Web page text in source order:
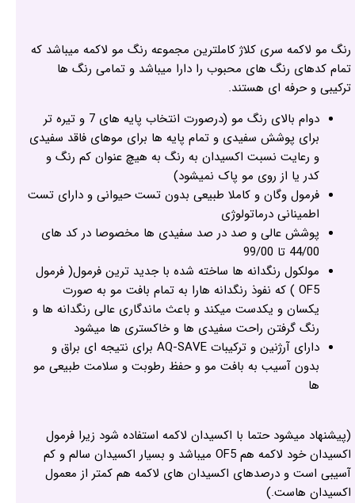
رنگ مو لاکمه سری کلاژ کاملترین مجموعه رنگ مو لاکمه میباشد که
تمام کدهای رنگ های محبوب را دارا میباشد و تمامی رنگ ها
ترکیبی و حرفه ای هستند.
دوام بالای رنگ مو (درصورت انتخاب پایه های 7 و تیره تر
برای پوشش سفیدی و تمام پایه ها برای موهای فاقد سفیدی
و رعایت نسبت اکسیدان به رنگ به هیچ عنوان کم رنگ و
کدر یا از روی مو پاک نمیشود)
فرمول وگان و کاملا طبیعی بدون تست حیوانی و دارای تست
اطمینانی درماتولوژی
پوشش عالی و صد در صد سفیدی ها مخصوصا در کد های
44/00 تا 99/00
مولکول رنگدانه ها ساخته شده با جدید ترین فرمول( فرمول
OF5 ) که نفوذ رنگدانه هارا به تمام بافت مو به صورت
یکسان و یکدست میکند و باعث ماندگاری عالی رنگدانه ها و
رنگ گرفتن راحت سفیدی ها و خاکستری ها میشود
دارای آرژنین و ترکیبات AQ-SAVE برای نتیجه ای براق و
بدون آسیب به بافت مو و حفظ رطوبت و سلامت طبیعی مو
ها
(پیشنهاد میشود حتما با اکسیدان لاکمه استفاده شود زیرا فرمول
اکسیدان خود لاکمه هم OF5 میباشد و بسیار اکسیدان سالم و کم
آسیبی است و درصدهای اکسیدان های لاکمه هم کمتر از معمول
اکسیدان هاست.)